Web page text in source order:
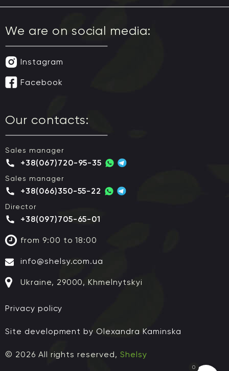
We are on social media:
Instagram
Facebook
Our contacts:
Sales manager
+38(067)720-95-35
Sales manager
+38(066)350-55-22
Director
+38(097)705-65-01
from 9:00 to 18:00
info@shelsy.com.ua
Ukraine, 29000, Khmelnytskyi
Privacy policy
Site development by Olexandra Kaminska
© 2026 All rights reserved, Shelsy
0